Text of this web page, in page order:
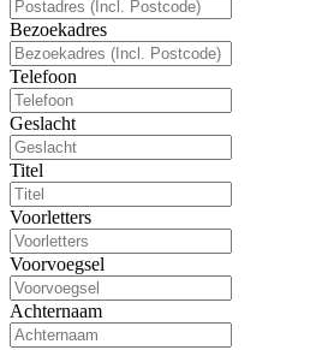
Bezoekadres
Telefoon
Geslacht
Titel
Voorletters
Voorvoegsel
Achternaam